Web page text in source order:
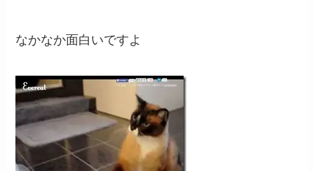
なかなか面白いですよ